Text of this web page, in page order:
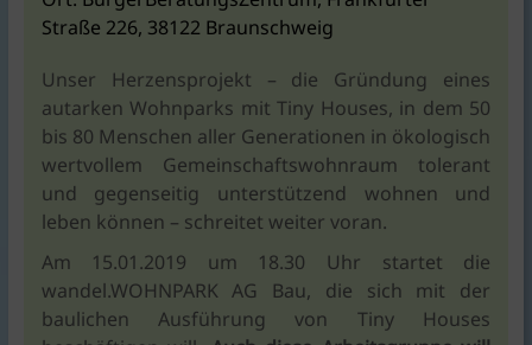
Straße 226, 38122 Braunschweig
Unser Herzensprojekt – die Gründung eines
autarken Wohnparks mit Tiny Houses, in dem 50
bis 80 Menschen aller Generationen in ökologisch
wertvollem Gemeinschaftswohnraum tolerant
und gegenseitig unterstützend wohnen und
leben können – schreitet weiter voran.
Am 15.01.2019 um 18.30 Uhr startet die
wandel.WOHNPARK AG Bau, die sich mit der
baulichen Ausführung von Tiny Houses